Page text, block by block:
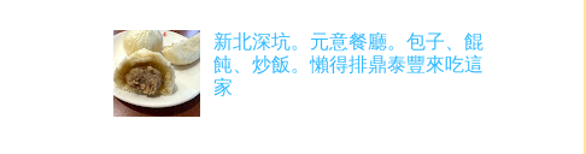
新北深坑。元意餐廳。包子、餛
飩、炒飯。懶得排鼎泰豐來吃這
家